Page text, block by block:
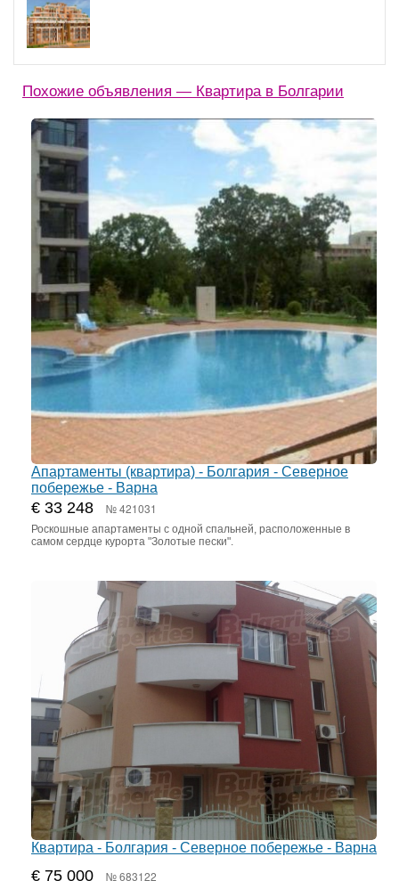
Похожие объявления — Квартира в Болгарии
Апартаменты (квартира) - Болгария - Северное
побережье - Варна
€ 33 248 № 421031
Роскошные апартаменты с одной спальней, расположенные в
самом сердце курорта "Золотые пески".
Квартира - Болгария - Северное побережье - Варна
€ 75 000 № 683122